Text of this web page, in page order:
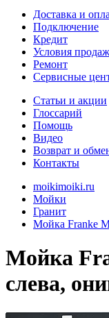
Доставка и
Подключение
Кредит
Условия
Ремонт
Сервисные
Статьи и акции
Глоссарий
Помощь
Видео
Возврат и
Контакты
moikimoiki.ru
Мойки
Гранит
Мойка Franke
Мойка
слева,